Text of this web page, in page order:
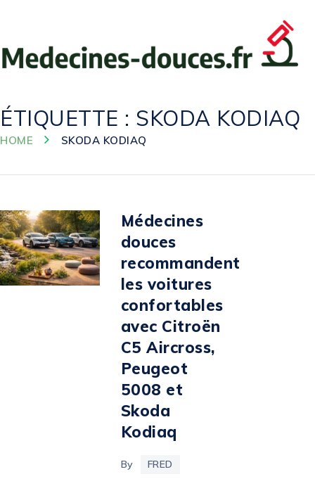
ÉTIQUETTE : SKODA KODIAQ
HOME SKODA KODIAQ
Médecines
douces
recommandent
les voitures
confortables
avec Citroën
C5 Aircross,
Peugeot
5008 et
Skoda
Kodiaq
By FRED